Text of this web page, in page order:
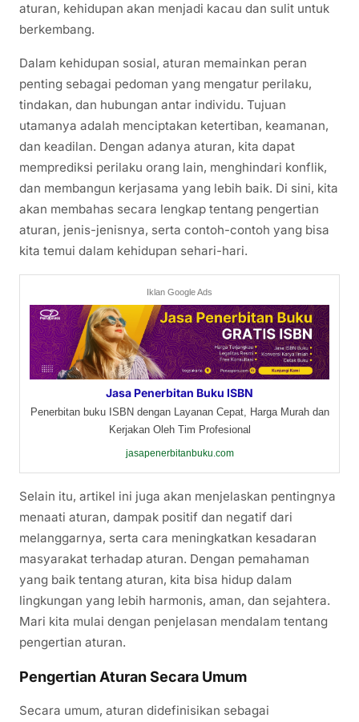
aturan, kehidupan akan menjadi kacau dan sulit untuk
berkembang.
Dalam kehidupan sosial, aturan memainkan peran
penting sebagai pedoman yang mengatur perilaku,
tindakan, dan hubungan antar individu. Tujuan
utamanya adalah menciptakan ketertiban, keamanan,
dan keadilan. Dengan adanya aturan, kita dapat
memprediksi perilaku orang lain, menghindari konflik,
dan membangun kerjasama yang lebih baik. Di sini, kita
akan membahas secara lengkap tentang pengertian
aturan, jenis-jenisnya, serta contoh-contoh yang bisa
kita temui dalam kehidupan sehari-hari.
Iklan Google Ads
Jasa Penerbitan Buku ISBN
Penerbitan buku ISBN dengan Layanan Cepat, Harga Murah dan
Kerjakan Oleh Tim Profesional
jasapenerbitanbuku.com
Selain itu, artikel ini juga akan menjelaskan pentingnya
menaati aturan, dampak positif dan negatif dari
melanggarnya, serta cara meningkatkan kesadaran
masyarakat terhadap aturan. Dengan pemahaman
yang baik tentang aturan, kita bisa hidup dalam
lingkungan yang lebih harmonis, aman, dan sejahtera.
Mari kita mulai dengan penjelasan mendalam tentang
pengertian aturan.
Pengertian Aturan Secara Umum
Secara umum, aturan didefinisikan sebagai